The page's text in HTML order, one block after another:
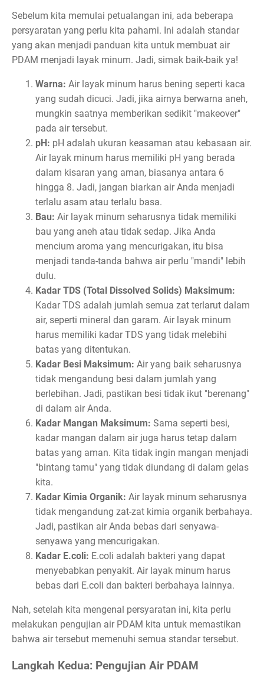
Sebelum kita memulai petualangan ini, ada beberapa
persyaratan yang perlu kita pahami. Ini adalah standar
yang akan menjadi panduan kita untuk membuat air
PDAM menjadi layak minum. Jadi, simak baik-baik ya!
Warna: Air layak minum harus bening seperti kaca
yang sudah dicuci. Jadi, jika airnya berwarna aneh,
mungkin saatnya memberikan sedikit "makeover"
pada air tersebut.
pH: pH adalah ukuran keasaman atau kebasaan air.
Air layak minum harus memiliki pH yang berada
dalam kisaran yang aman, biasanya antara 6
hingga 8. Jadi, jangan biarkan air Anda menjadi
terlalu asam atau terlalu basa.
Bau: Air layak minum seharusnya tidak memiliki
bau yang aneh atau tidak sedap. Jika Anda
mencium aroma yang mencurigakan, itu bisa
menjadi tanda-tanda bahwa air perlu "mandi" lebih
dulu.
Kadar TDS (Total Dissolved Solids) Maksimum:
Kadar TDS adalah jumlah semua zat terlarut dalam
air, seperti mineral dan garam. Air layak minum
harus memiliki kadar TDS yang tidak melebihi
batas yang ditentukan.
Kadar Besi Maksimum: Air yang baik seharusnya
tidak mengandung besi dalam jumlah yang
berlebihan. Jadi, pastikan besi tidak ikut "berenang"
di dalam air Anda.
Kadar Mangan Maksimum: Sama seperti besi,
kadar mangan dalam air juga harus tetap dalam
batas yang aman. Kita tidak ingin mangan menjadi
"bintang tamu" yang tidak diundang di dalam gelas
kita.
Kadar Kimia Organik: Air layak minum seharusnya
tidak mengandung zat-zat kimia organik berbahaya.
Jadi, pastikan air Anda bebas dari senyawa-
senyawa yang mencurigakan.
Kadar E.coli: E.coli adalah bakteri yang dapat
menyebabkan penyakit. Air layak minum harus
bebas dari E.coli dan bakteri berbahaya lainnya.
Nah, setelah kita mengenal persyaratan ini, kita perlu
melakukan pengujian air PDAM kita untuk memastikan
bahwa air tersebut memenuhi semua standar tersebut.
Langkah Kedua: Pengujian Air PDAM